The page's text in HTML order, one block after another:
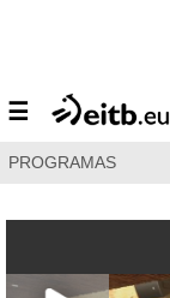
☰
PROGRAMAS